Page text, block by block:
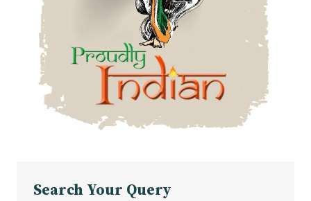
Search Your Query